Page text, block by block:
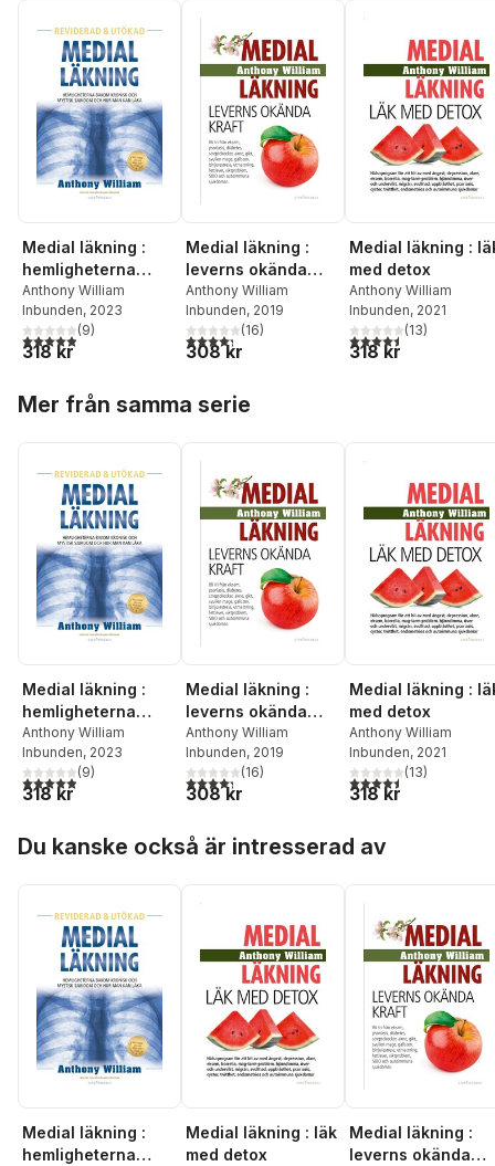
Medial läkning :
hemligheterna
bakom kronisk och
mystisk sjukdom
och hur man kan
läka
Anthony William
Inbunden, 2023
4,9utav 5 stjärnor. Totalt antal röster:
(9)
318 kr
Medial läkning :
leverns okända
kraft
Anthony William
Inbunden, 2019
4,3utav 5 stjärnor. Totalt antal röster:
(16)
308 kr
Medial läkning :
med detox
Anthony William
Inbunden, 2021
4,5utav 5 stjärnor.
(13)
318 kr
Mer från samma serie
Medial läkning :
hemligheterna
bakom kronisk och
mystisk sjukdom
och hur man kan
läka
Anthony William
Inbunden, 2023
4,9utav 5 stjärnor. Totalt antal röster:
(9)
318 kr
Medial läkning :
leverns okända
kraft
Anthony William
Inbunden, 2019
4,3utav 5 stjärnor. Totalt antal röster:
(16)
308 kr
Medial läkning :
med detox
Anthony William
Inbunden, 2021
4,5utav 5 stjärnor.
(13)
318 kr
Du kanske också är intresserad av
Medial läkning :
hemligheterna
Medial läkning : läk
med detox
Medial läkning :
leverns okända